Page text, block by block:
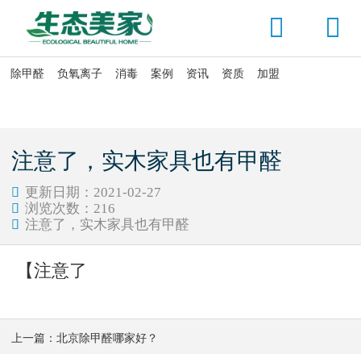


除甲醛 负氧离子 消毒 案例 资讯 资质 加盟
注意了，实木家具也有甲醛
 更新日期：2021-02-27
 浏览次数： 216
 注意了，实木家具也有甲醛
【注意了
上一篇： 北京除甲醛哪家好？